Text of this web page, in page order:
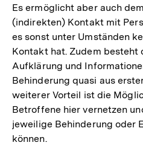
Es ermöglicht aber auch
(indirekten) Kontakt mit
es sonst unter Umständen
Kontakt hat. Zudem besteht
Aufklärung und
Behinderung quasi aus
weiterer Vorteil ist die
Betroffene hier vernetzen
jeweilige Behinderung oder
können.